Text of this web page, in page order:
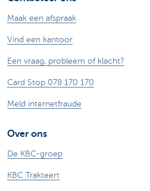
Maak een afspraak
Vind een kantoor
Een vraag, probleem of klacht?
Card Stop 078 170 170
Meld internetfraude
Over ons
De KBC-groep
KBC Trakteert